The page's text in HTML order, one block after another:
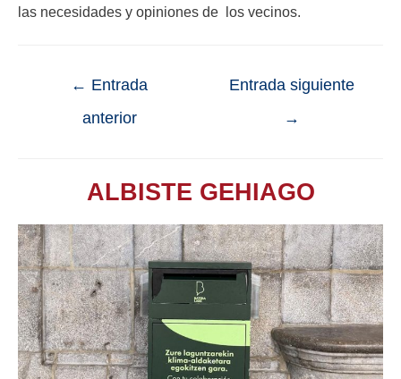
las necesidades y opiniones de los vecinos.
← Entrada
anterior
Entrada siguiente
→
ALBISTE GEHIAGO